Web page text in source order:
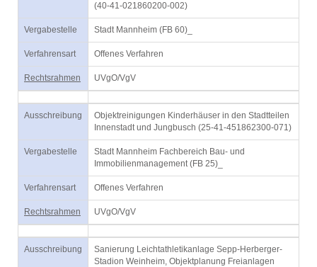
(40-41-021860200-002)
Vergabestelle Stadt Mannheim (FB 60)_
Verfahrensart Offenes Verfahren
Rechtsrahmen UVgO/VgV
Ausschreibung
Objektreinigungen Kinderhäuser in den Stadtteilen
Innenstadt und Jungbusch (25-41-451862300-071)
Vergabestelle
Stadt Mannheim Fachbereich Bau- und
Immobilienmanagement (FB 25)_
Verfahrensart Offenes Verfahren
Rechtsrahmen UVgO/VgV
Ausschreibung
Sanierung Leichtathletikanlage Sepp-Herberger-
Stadion Weinheim, Objektplanung Freianlagen